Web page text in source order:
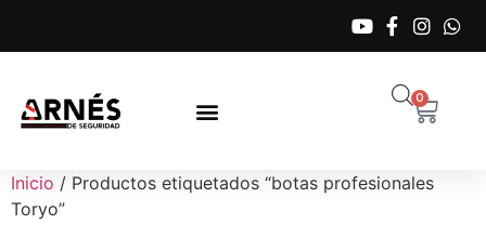
0
Inicio / Productos etiquetados “botas profesionales
Toryo”